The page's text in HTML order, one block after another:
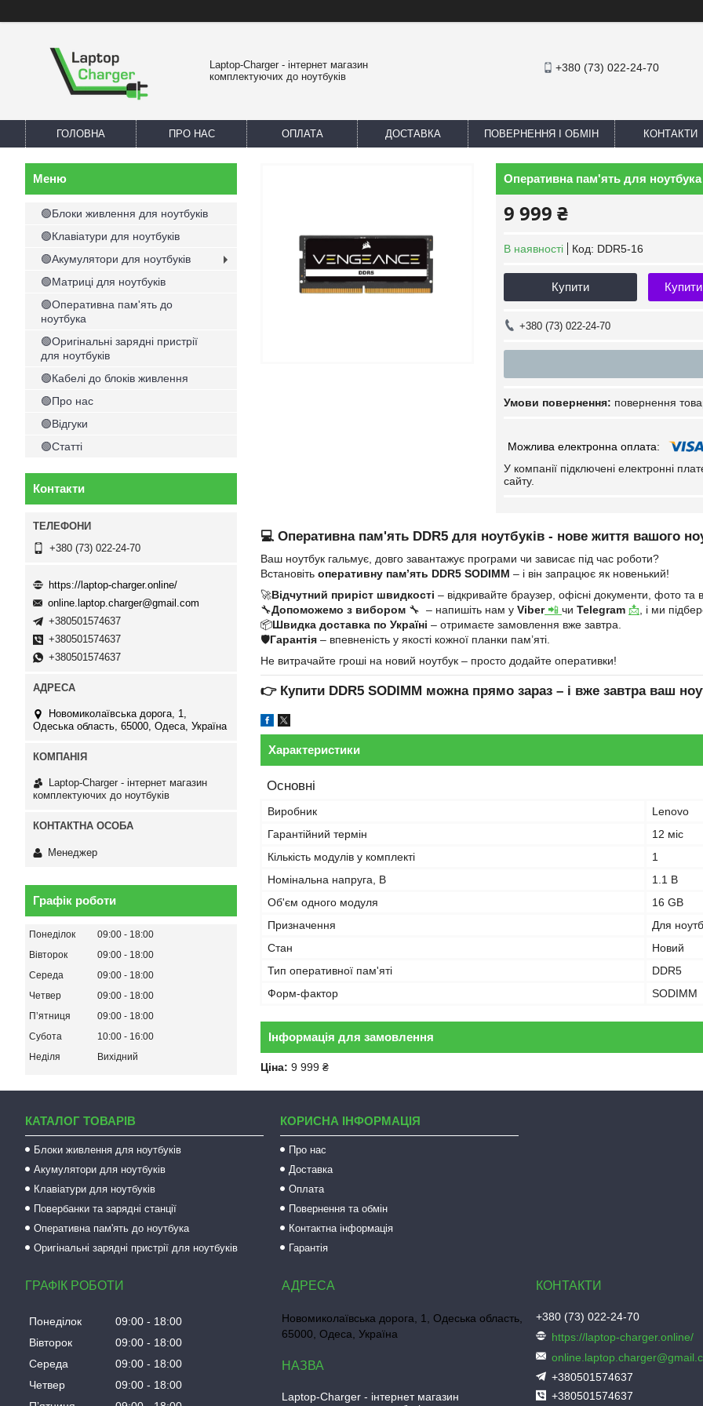
Laptop-Charger - інтернет магазин
комплектуючих до ноутбуків
+380 (73) 022-24-70
ГОЛОВНА ПРО НАС ОПЛАТА ДОСТАВКА ПОВЕРНЕННЯ І ОБМІН КОНТАКТИ
Оперативна пам'ять для
9 999 ₴
В наявності Код: DDR5-16
Купити
+380 (73) 022-24-70
повернення
У компанії підключені електронні
сайту.
💻 Оперативна пам'ять DDR5 для ноутбуків - нове життя вашого
Ваш ноутбук гальмує, довго завантажує програми чи зависає під час роботи?
Встановіть оперативну пам’ять DDR5 SODIMM – і він запрацює як новенький!
🚀Відчутний приріст швидкості – відкривайте браузер, офісні документи, фото та
🔧Допоможемо з вибором 🔧 – напишіть нам у Viber📲 чи Telegram 📩 , і ми
📦Швидка доставка по Україні – отримаєте замовлення вже завтра.
🛡Гарантія – впевненість у якості кожної планки пам’яті.
Не витрачайте гроші на новий ноутбук – просто додайте оперативки!
👉 Купити DDR5 SODIMM можна прямо зараз – і вже завтра ваш
Характеристики
Основні
Виробник
Lenovo
Гарантійний термін
12 міс
Кількість модулів у комплекті
1
Номінальна напруга, В
1.1 В
Об'єм одного модуля
16 GB
Призначення
Для
Стан
Новий
Тип оперативної пам'яті
DDR5
Форм-фактор
SODIMM
Інформація для замовлення
Ціна: 9 999 ₴
🟢Блоки живлення для ноутбуків
🟢Клавіатури для ноутбуків
🟢Акумулятори для ноутбуків
🟢Матриці для ноутбуків
🟢Оперативна пам'ять до
ноутбука
🟢Оригінальні зарядні пристрії
для ноутбуків
🟢Кабелі до блоків живлення
🟢Про нас
🟢Відгуки
🟢Статті
Контакти
+380 (73) 022-24-70
https://laptop-charger.online/
online.laptop.charger@gmail.com
+380501574637
+380501574637
+380501574637
Новомиколаївська дорога, 1,
Одеська область, 65000, Одеса, Україна
Laptop-Charger - інтернет магазин
комплектуючих до ноутбуків
Менеджер
Графік роботи
Понеділок 09:00
18:00
Вівторок
09:00
18:00
Середа
09:00
18:00
Четвер
09:00
18:00
Пʼятниця
09:00
18:00
Субота
10:00
16:00
Неділя
Вихідний
КАТАЛОГ ТОВАРІВ
Блоки живлення для ноутбуків
Акумулятори для ноутбуків
Клавіатури для ноутбуків
Повербанки та зарядні станції
Оперативна пам'ять до ноутбука
Оригінальні зарядні пристрії для ноутбуків
КОРИСНА ІНФОРМАЦІЯ
Про нас
Доставка
Оплата
Повернення та обмін
Контактна інформація
Гарантія
ГРАФІК РОБОТИ
Понеділок 09:00
18:00
Вівторок
09:00
18:00
Середа
09:00
18:00
Четвер
09:00
18:00
Новомиколаївська дорога, 1, Одеська область,
65000, Одеса, Україна
Laptop-Charger - інтернет магазин
+380 (73) 022-24-70
https://laptop-charger.online/
+380501574637
+380501574637